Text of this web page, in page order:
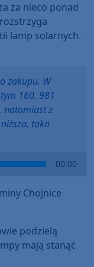
za nieco ponad
lamp solarnych.
zakupu. W
160. 981
natomiast z
taka
00:00
Chojnice
podzielą
mają stanąć